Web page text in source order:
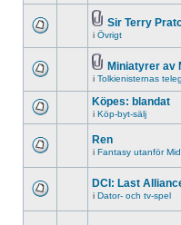
Sir Terry
i Övrigt
Miniatyrer av
i Tolkienisternas
Köpes: blandat
i Köp-byt-sälj
Ren
i Fantasy utanför
DCI: Last
i Dator- och tv-spel